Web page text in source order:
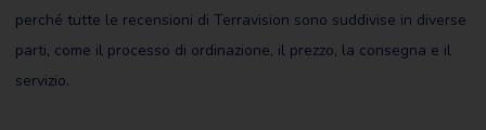
perché tutte le recensioni di Terravision sono suddivise in diverse
parti, come il processo di ordinazione, il prezzo, la consegna e il
servizio.